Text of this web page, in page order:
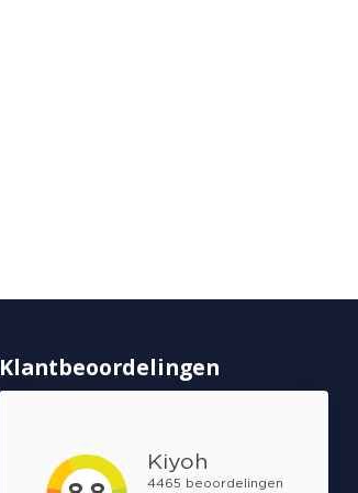
Klantbeoordelingen